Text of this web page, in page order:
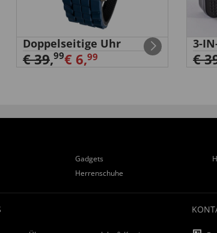
Doppelseitige Uhr
€ 39,99€ 6,99
3-
€
Gadgets
Herrenschuhe